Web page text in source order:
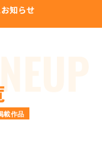
お知らせ
載作品